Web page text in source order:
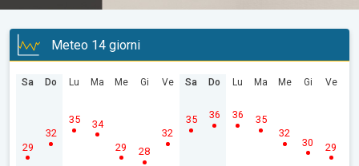
Meteo 14 giorni
Sa
29
Do
32
Lu
35
Ma
34
Me
29
Gi
28
Ve
32
Sa
35
Do
36
Lu
36
Ma
35
Me
32
Gi
30
Ve
29